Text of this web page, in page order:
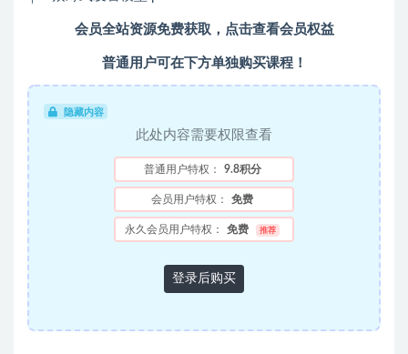
会员全站资源免费获取，点击查看会员权益
普通用户可在下方单独购买课程！
隐藏内容
此处内容需要权限查看
普通用户特权： 9.8积分
会员用户特权： 免费
永久会员用户特权： 免费 推荐
登录后购买